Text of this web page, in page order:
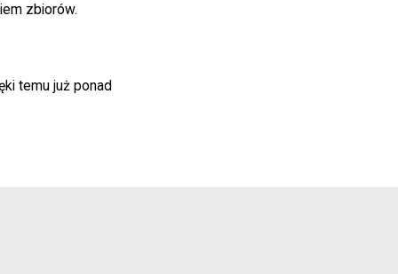
zbiorów.
temu już ponad